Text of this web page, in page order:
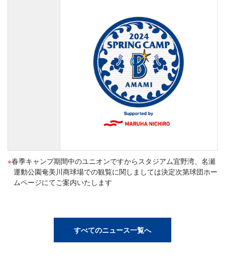
春季キャンプ期間中のユニオンですからスタジアム宜野湾、名瀬
運動公園奄美川商球場での観覧に関しましては決定次第球団ホー
ムページにてご案内いたします
すべてのニュース一覧へ